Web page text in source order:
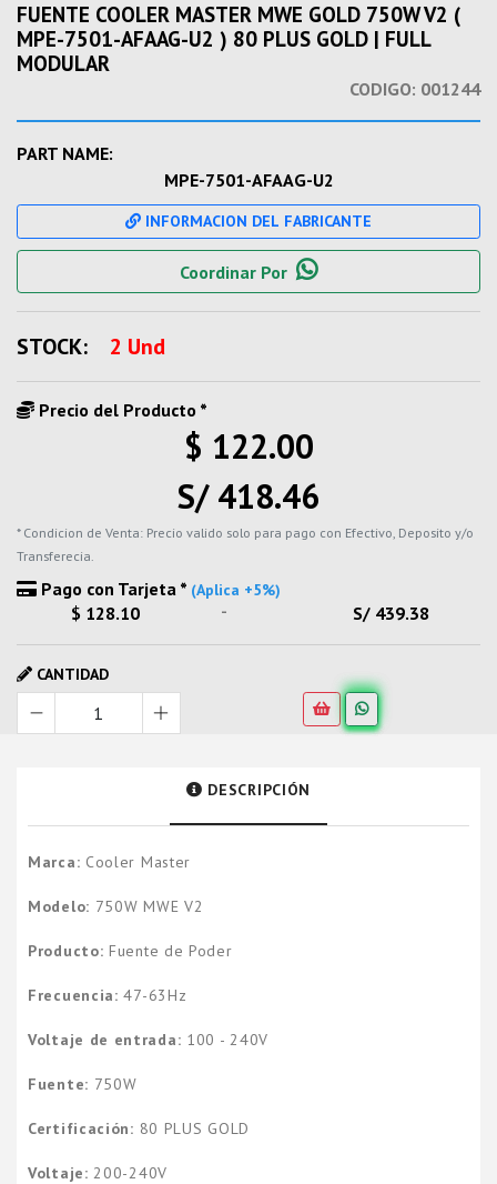
FUENTE COOLER MASTER MWE GOLD 750W V2 (
MPE-7501-AFAAG-U2 ) 80 PLUS GOLD | FULL
MODULAR
CODIGO: 001244
PART NAME:
MPE-7501-AFAAG-U2
INFORMACION DEL FABRICANTE
Coordinar Por
STOCK: 2 Und
Precio del Producto *
$ 122.00
S/ 418.46
* Condicion de Venta: Precio valido solo para pago con Efectivo, Deposito y/o
Transferecia.
Pago con Tarjeta * (Aplica +5%)
$ 128.10 - S/ 439.38
CANTIDAD
DESCRIPCIÓN
Marca: Cooler Master
Modelo: 750W MWE V2
Producto: Fuente de Poder
Frecuencia:47-63Hz
Voltaje de entrada: 100 - 240V
Fuente: 750W
Certificación: 80 PLUS GOLD
Voltaje: 200-240V